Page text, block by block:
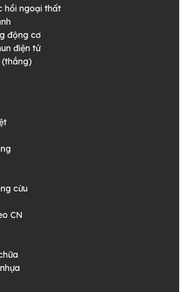
hồi ngoại thất
động cơ
điện tử
(thắng)
cừu
CN